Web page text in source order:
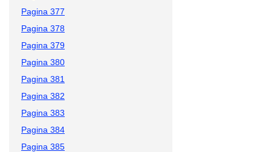
Pagina 377
Pagina 378
Pagina 379
Pagina 380
Pagina 381
Pagina 382
Pagina 383
Pagina 384
Pagina 385